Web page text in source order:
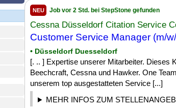
NEU Job vor 2 Std. bei StepStone gefunden
Cessna Düsseldorf Citation Service
Customer Service Manager (m/
• Düsseldorf Duesseldorf
[. .. ] Expertise unserer Mitarbeiter. Dieses
Beechcraft, Cessna und Hawker. One
unserem top ausgestatteten Service [...]
MEHR INFOS ZUM